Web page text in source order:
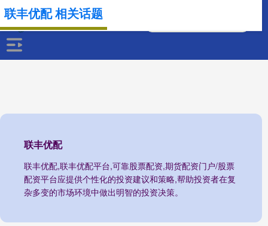
联丰优配
联丰优配,联丰优配平台,可靠股票配资,期货配资门户/股票
配资平台应提供个性化的投资建议和策略,帮助投资者在复
杂多变的市场环境中做出明智的投资决策。
联丰优配 相关话题